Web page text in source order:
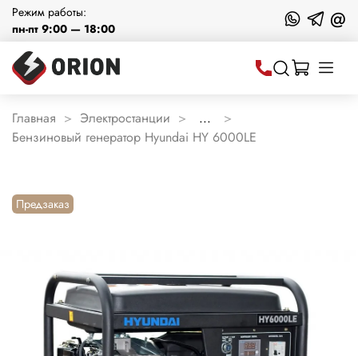
Режим работы:
пн-пт 9:00 — 18:00
@
Главная Электростанции
...
Бензиновый генератор Hyundai HY 6000LE
Предзаказ